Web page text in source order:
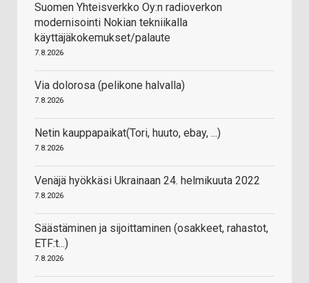
Suomen Yhteisverkko Oy:n radioverkon
modernisointi Nokian tekniikalla
käyttäjäkokemukset/palaute
7.8.2026
Via dolorosa (pelikone halvalla)
7.8.2026
Netin kauppapaikat(Tori, huuto, ebay, ...)
7.8.2026
Venäjä hyökkäsi Ukrainaan 24. helmikuuta 2022
7.8.2026
Säästäminen ja sijoittaminen (osakkeet, rahastot,
ETF:t...)
7.8.2026